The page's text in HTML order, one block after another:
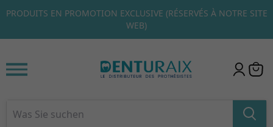
CLIQUEZ ICI POUR DÉCOUVRIR NOS ÉCHANTILLONS DE
BIENVENUE RÉSERVÉS À NOS NOUVEAUX CLIENTS.
1 2 3